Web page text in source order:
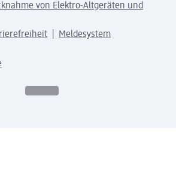
von Elektro-Altgeräten und
Meldesystem